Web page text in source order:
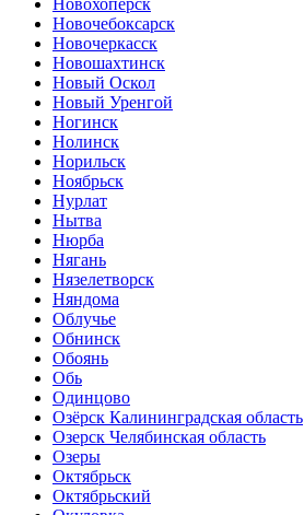
Новохопёрск
Новочебоксарск
Новочеркасск
Новошахтинск
Новый Оскол
Новый Уренгой
Ногинск
Нолинск
Норильск
Ноябрьск
Нурлат
Нытва
Нюрба
Нягань
Нязелетворск
Няндома
Облучье
Обнинск
Обоянь
Обь
Одинцово
Озёрск Калининградская область
Озерск Челябинская область
Озеры
Октябрьск
Октябрьский